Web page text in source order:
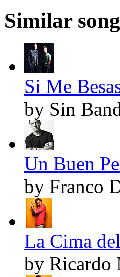
Similar
Si Me
by Sin
Un Buen
by Franco
La Cima
by Ricardo